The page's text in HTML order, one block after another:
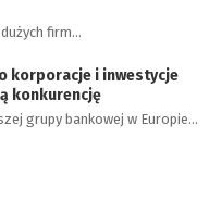
firm…
korporacje i inwestycje
konkurencję
grupy bankowej w Europie…